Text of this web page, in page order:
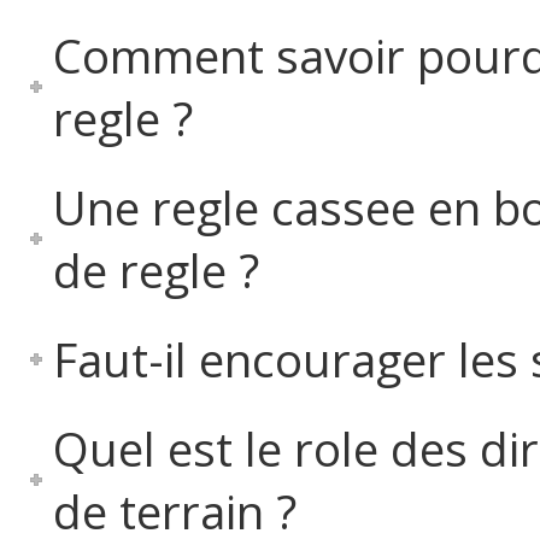
Comment savoir
regle ?
Une regle cassee en
de regle ?
Faut-il encourager les
Quel est le role des
de terrain ?